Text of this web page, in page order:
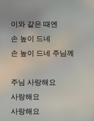
이와 같은 때엔
손 높이 드네
손 높이 드네 주님께
주님 사랑해요
사랑해요
사랑해요